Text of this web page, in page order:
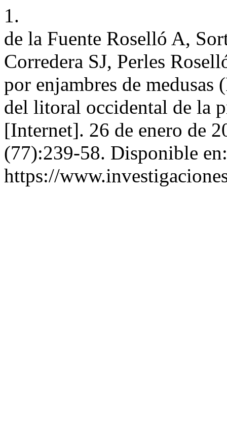
1.
de la Fuente Roselló A,
Corredera SJ, Perles
por enjambres de medusas
del litoral occidental de la
[Internet]. 26 de enero de
(77):239-58. Disponible en:
https://